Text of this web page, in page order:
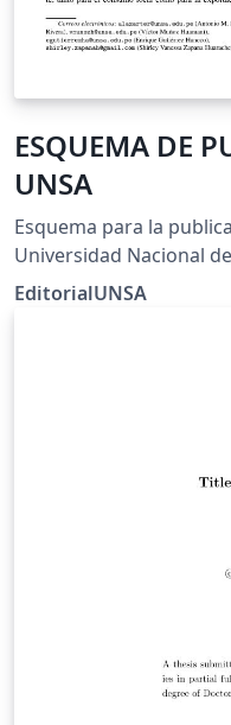
ESQUEMA DE
UNSA
Esquema para la
Universidad Nacional
EditorialUNSA